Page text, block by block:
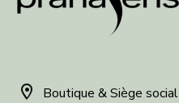

 Boutique & Siège social